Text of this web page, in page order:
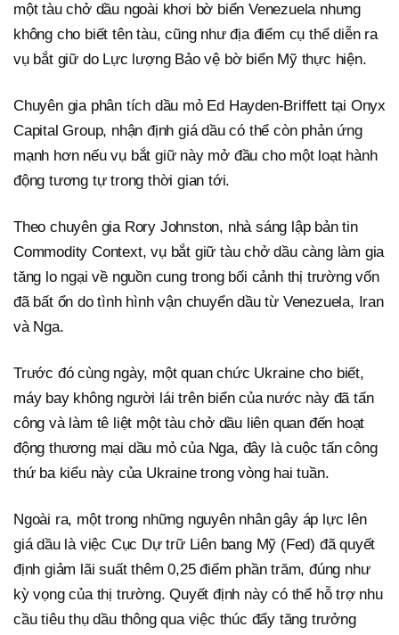
một tàu chở dầu ngoài khơi bờ biển Venezuela nhưng
không cho biết tên tàu, cũng như địa điểm cụ thể diễn ra
vụ bắt giữ do Lực lượng Bảo vệ bờ biển Mỹ thực hiện.
Chuyên gia phân tích dầu mỏ Ed Hayden-Briffett tại Onyx
Capital Group, nhận định giá dầu có thể còn phản ứng
mạnh hơn nếu vụ bắt giữ này mở đầu cho một loạt hành
động tương tự trong thời gian tới.
Theo chuyên gia Rory Johnston, nhà sáng lập bản tin
Commodity Context, vụ bắt giữ tàu chở dầu càng làm gia
tăng lo ngại về nguồn cung trong bối cảnh thị trường vốn
đã bất ổn do tình hình vận chuyển dầu từ Venezuela, Iran
và Nga.
Trước đó cùng ngày, một quan chức Ukraine cho biết,
máy bay không người lái trên biển của nước này đã tấn
công và làm tê liệt một tàu chở dầu liên quan đến hoạt
động thương mại dầu mỏ của Nga, đây là cuộc tấn công
thứ ba kiểu này của Ukraine trong vòng hai tuần.
Ngoài ra, một trong những nguyên nhân gây áp lực lên
giá dầu là việc Cục Dự trữ Liên bang Mỹ (Fed) đã quyết
định giảm lãi suất thêm 0,25 điểm phần trăm, đúng như
kỳ vọng của thị trường. Quyết định này có thể hỗ trợ nhu
cầu tiêu thụ dầu thông qua việc thúc đẩy tăng trưởng